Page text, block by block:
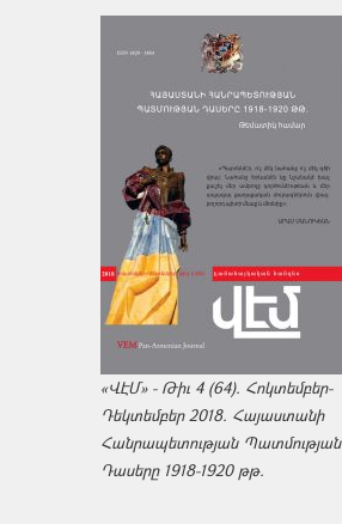
«ՎԷՄ» - Թիւ 4 (64). Հոկտեմբեր-
Դեկտեմբեր 2018. Հայաստանի
Հանրապետության Պատմության
Դասերը 1918-1920 թթ.